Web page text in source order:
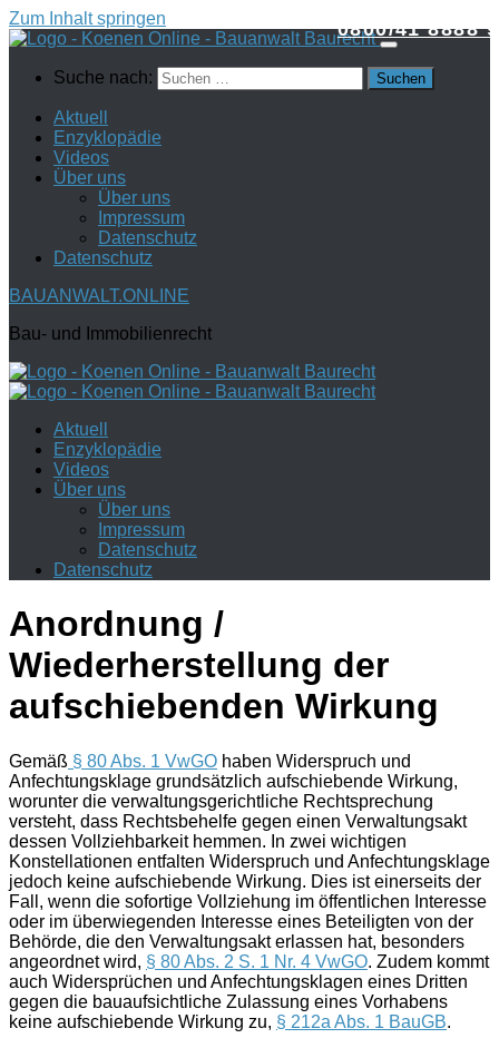
Zum Inhalt springen
Suche nach:
Aktuell
Enzyklopädie
Videos
Über uns
Über uns
Impressum
Datenschutz
Datenschutz
BAUANWALT.ONLINE
Bau- und Immobilienrecht
Aktuell
Enzyklopädie
Videos
Über uns
Über uns
Impressum
Datenschutz
Datenschutz
0800/41 8888 9
Anordnung /
Wiederherstellung der
aufschiebenden Wirkung
Gemäß § 80 Abs. 1 VwGO haben Widerspruch und
Anfechtungsklage grundsätzlich aufschiebende Wirkung,
worunter die verwaltungsgerichtliche Rechtsprechung
versteht, dass Rechtsbehelfe gegen einen Verwaltungsakt
dessen Vollziehbarkeithemmen. In zwei wichtigen
Konstellationen entfalten Widerspruch und Anfechtungsklage
jedoch keine aufschiebende Wirkung. Dies ist einerseits der
Fall, wenn die sofortige Vollziehung im öffentlichen Interesse
oder im überwiegenden Interesse eines Beteiligten von der
Behörde, die den Verwaltungsakt erlassen hat, besonders
angeordnetwird, § 80 Abs. 2 S. 1 Nr. 4 VwGO. Zudem kommt
auch Widersprüchen und Anfechtungsklagen eines Dritten
gegen die bauaufsichtliche Zulassung eines Vorhabens
keine aufschiebende Wirkung zu, § 212a Abs. 1 BauGB.